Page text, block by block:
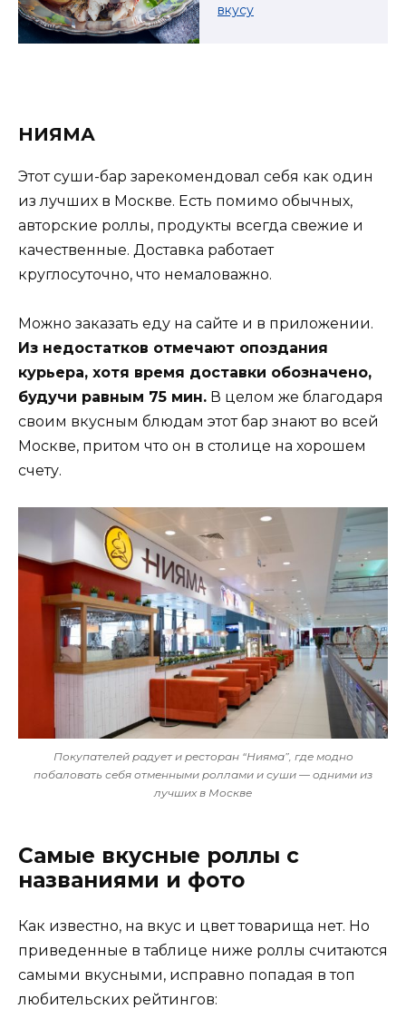
вкусу
НИЯМА
Этот суши-бар зарекомендовал себя как один
из лучших в Москве. Есть помимо обычных,
авторские роллы, продукты всегда свежие и
качественные. Доставка работает
круглосуточно, что немаловажно.
Можно заказать еду на сайте и в приложении.
Из недостатков отмечают опоздания
курьера, хотя время доставки обозначено,
будучи равным 75 мин. В целом же благодаря
своим вкусным блюдам этот бар знают во всей
Москве, притом что он в столице на хорошем
счету.
Покупателей радует и ресторан “Нияма”, где модно
побаловать себя отменными роллами и суши — одними из
лучших в Москве
Самые вкусные роллы с
названиями и фото
Как известно, на вкус и цвет товарища нет. Но
приведенные в таблице ниже роллы считаются
самыми вкусными, исправно попадая в топ
любительских рейтингов: